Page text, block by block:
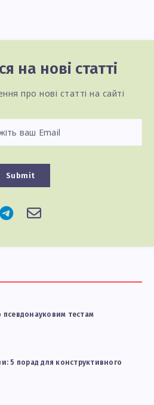
на нові статті
про нові статті на сайті
Submit
псевдонауковим тестам
5 порад для конструктивного